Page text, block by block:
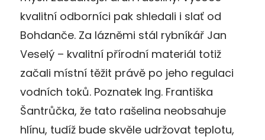
kvalitní odborníci pak shledali i slať od
Bohdanče. Za lázněmi stál rybníkář Jan
Veselý – kvalitní přírodní materiál totiž
začali místní těžit právě po jeho regulaci
vodních toků. Poznatek Ing. Františka
Šantrůčka, že tato rašelina neobsahuje
hlínu, tudíž bude skvěle udržovat teplotu,